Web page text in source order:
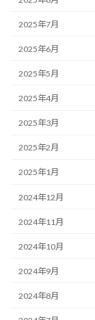
2025年7月
2025年6月
2025年5月
2025年4月
2025年3月
2025年2月
2025年1月
2024年12月
2024年11月
2024年10月
2024年9月
2024年8月